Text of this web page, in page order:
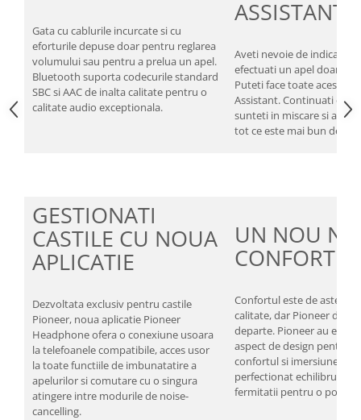
Gata cu cablurile incurcate si cu
eforturile depuse doar pentru reglarea
volumului sau pentru a prelua un apel.
Bluetooth suporta codecurile standard
SBC si AAC de inalta calitate pentru o
calitate audio exceptionala.
ASSISTANT
Aveti nevoie de indicatii?
efectuati un apel doar
Puteti face toate acestea
Assistant. Continuati
sunteti in miscare si
tot ce este mai bun de la
GESTIONATI
CASTILE CU NOUA
APLICATIE
Dezvoltata exclusiv pentru castile
Pioneer, noua aplicatie Pioneer
Headphone ofera o conexiune usoara
la telefoanele compatibile, acces usor
la toate functiile de imbunatatire a
apelurilor si comutare cu o singura
atingere intre modurile de noise-
cancelling.
UN NOU
CONFORT
Confortul este de
calitate, dar Pioneer duce
departe. Pioneer au
aspect de design pentru
confortul si imersiunea.
perfectionat echilibrul
fermitatii pentru o